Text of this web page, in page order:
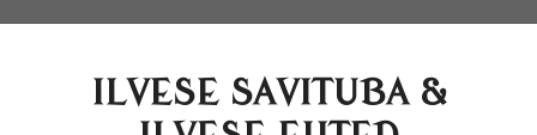
ILVESE SAVITUBA &